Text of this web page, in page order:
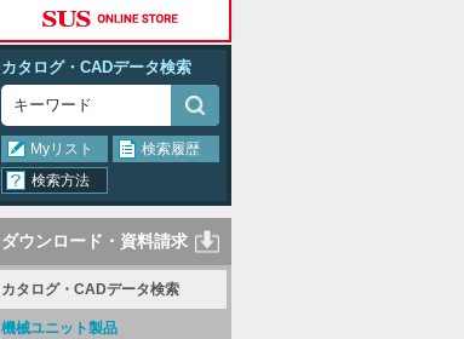
カタログ・CADデータ検索
Myリスト
検索履歴
検索方法
ダウンロード・資料請求
カタログ・CADデータ検索
機械ユニット製品